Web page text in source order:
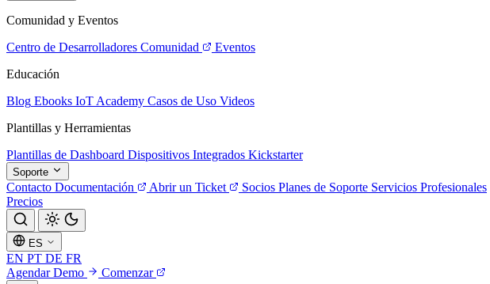
Comunidad y Eventos
Centro de Desarrolladores Comunidad
Eventos
Educación
Blog Ebooks IoT Academy Casos de Uso Videos
Plantillas y Herramientas
Plantillas de Dashboard Dispositivos Integrados Kickstarter
Soporte
Contacto Documentación Abrir un Ticket Socios Planes de Soporte Servicios Profesionales
Precios
ES
EN PT DE FR
Agendar Demo
Comenzar